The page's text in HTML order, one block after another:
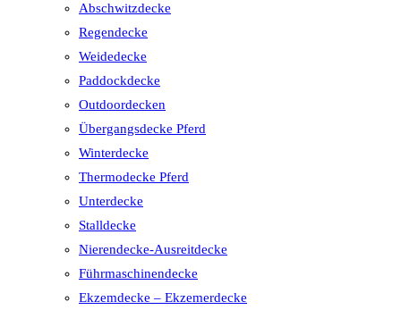
Abschwitzdecke
Regendecke
Weidedecke
Paddockdecke
Outdoordecken
Übergangsdecke Pferd
Winterdecke
Thermodecke Pferd
Unterdecke
Stalldecke
Nierendecke-Ausreitdecke
Führmaschinendecke
Ekzemdecke – Ekzemerdecke